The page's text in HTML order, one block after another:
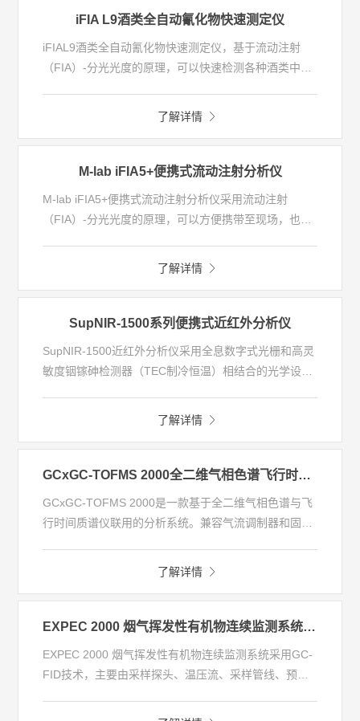
iFIA L9酒类全自动氰化物快速测定仪
iFIAL9酒类全自动氰化物快速测定仪，基于流动注射
（FIA）-分光光度的原理，可以快速检测各种酒类中氰
了解详情
M-lab iFIA5+便携式流动注射分析仪
M-lab iFIA5+便携式流动注射分析仪采用流动注射
（FIA）-分光光度的原理，可以方便携带至现场，也可
了解详情
SupNIR-1500系列便携式近红外分析仪
SupNIR-1500近红外分析仪采用全息数字式光栅和高灵
敏度铟镓砷检测器（TEC制冷恒温）相结合的光学设
了解详情
GCxGC-TOFMS 2000全二维气相色谱飞行时间质谱联用系统
GCxGC-TOFMS 2000是一款基于全二维气相色谱与飞
行时间质谱仪联用的分析系统。兼容气流调制器和固态
分析、石化油品分析、工业过程监控、食品风味分析等
领域，适用于实验室、车载、船载等应用形式。
了解详情
EXPEC 2000 烟气挥发性有机物连续监测系统（在线GC)
EXPEC 2000 烟气挥发性有机物连续监测系统采用GC-
FID技术，主要由采样探头、温压流、采样管线、预处